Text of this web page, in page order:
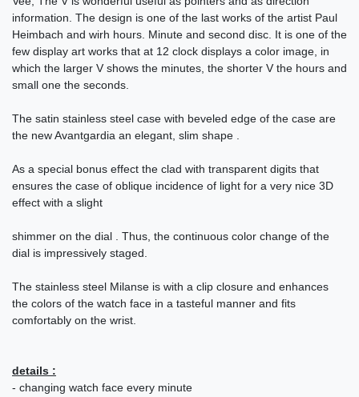
information. The design is one of the last works of the artist Paul
Heimbach and wirh hours. Minute and second disc. It is one of the
few display art works that at 12 clock displays a color image, in
which the larger V shows the minutes, the shorter V the hours and
small one the seconds.
The satin stainless steel case with beveled edge of the case are
the new Avantgardia an elegant, slim shape .
As a special bonus effect the clad with transparent digits that
ensures the case of oblique incidence of light for a very nice 3D
effect with a slight
shimmer on the dial . Thus, the continuous color change of the
dial is impressively staged.
The stainless steel Milanse is with a clip closure and enhances
the colors of the watch face in a tasteful manner and fits
comfortably on the wrist.
details :
- changing watch face every minute